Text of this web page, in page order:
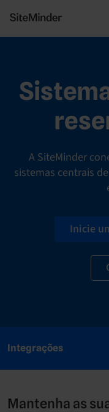
A SiteMinder
sistemas centrais
Inicie
Integrações
Mantenha as